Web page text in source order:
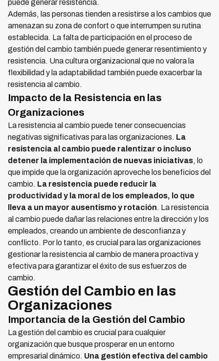
puede generar resistencia.
Además, las personas tienden a resistirse a los cambios que
amenazan su zona de confort o que interrumpen su rutina
establecida. La falta de participación en el proceso de
gestión del cambio también puede generar resentimiento y
resistencia. Una cultura organizacional que no valora la
flexibilidad y la adaptabilidad también puede exacerbar la
resistencia al cambio.
Impacto de la Resistencia en las
Organizaciones
La resistencia al cambio puede tener consecuencias
negativas significativas para las organizaciones. La
resistencia al cambio puede ralentizar o incluso
detener la implementación de nuevas iniciativas, lo
que impide que la organización aproveche los beneficios del
cambio. La resistencia puede reducir la
productividad y la moral de los empleados, lo que
lleva a un mayor ausentismo y rotación. La resistencia
al cambio puede dañar las relaciones entre la dirección y los
empleados, creando un ambiente de desconfianza y
conflicto. Por lo tanto, es crucial para las organizaciones
gestionar la resistencia al cambio de manera proactiva y
efectiva para garantizar el éxito de sus esfuerzos de
cambio.
Gestión del Cambio en las
Organizaciones
Importancia de la Gestión del Cambio
La gestión del cambio es crucial para cualquier
organización que busque prosperar en un entorno
empresarial dinámico. Una gestión efectiva del cambio